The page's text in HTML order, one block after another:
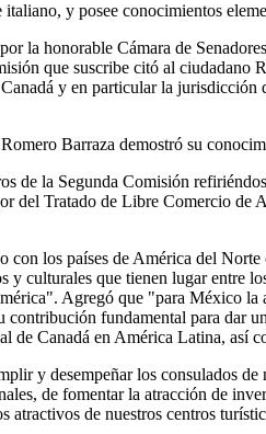
y posee conocimientos
la honorable Cámara de
que suscribe citó al ciudadano
y en particular la
Barraza demostró su
de la Segunda Comisión
del Tratado de Libre Comercio
con los países de América del
y culturales que tienen lugar entre
Agregó que "para México la
contribución fundamental para dar
de Canadá en América Latina, así
y desempeñar los consulados
de fomentar la atracción de
de nuestros centros